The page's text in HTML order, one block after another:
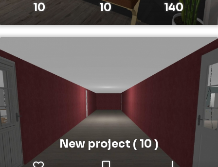
10 10 140
New project ( 10 )